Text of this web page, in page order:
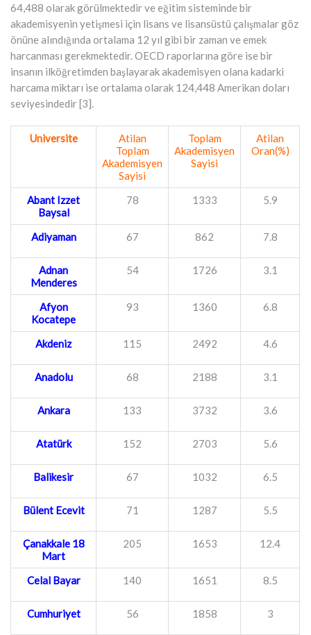
64,488 olarak görülmektedir ve eğitim sisteminde bir
akademisyenin yetişmesi için lisans ve lisansüstü çalışmalar göz
önüne alındığında ortalama 12 yıl gibi bir zaman ve emek
harcanması gerekmektedir. OECD raporlarına göre ise bir
insanın ilköğretimden başlayarak akademisyen olana kadarki
harcama miktarı ise ortalama olarak 124,448 Amerikan doları
seviyesindedir [3].
Universite
Atilan
Toplam
Akademisyen
Sayisi
Toplam
Akademisyen
Sayisi
Atilan
Oran(%)
Abant Izzet
Baysal
78 1333 5.9
Adiyaman 67 862 7.8
Adnan
Menderes
54 1726 3.1
Afyon
Kocatepe
93 1360 6.8
Akdeniz 115 2492 4.6
Anadolu 68 2188 3.1
Ankara 133 3732 3.6
Atatürk 152 2703 5.6
Balikesir 67 1032 6.5
Bülent Ecevit 71 1287 5.5
Çanakkale 18
Mart
205 1653 12.4
Celal Bayar 140 1651 8.5
Cumhuriyet 56 1858 3